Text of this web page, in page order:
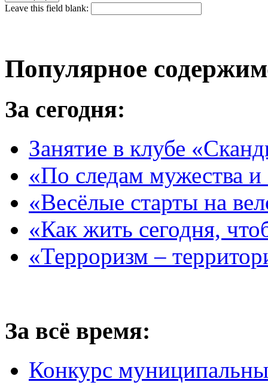
Leave this field blank:
Популярное
За сегодня:
Занятие в клубе
«По следам мужества и
«Весёлые старты на
«Как жить сегодня,
«Терроризм –
За всё время:
Конкурс